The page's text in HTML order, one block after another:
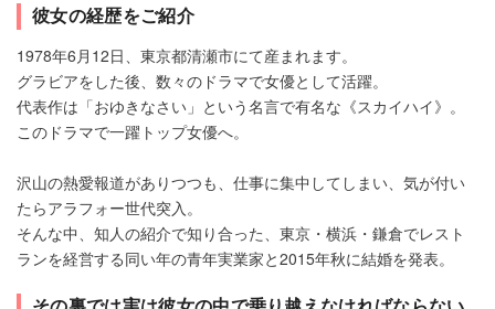
彼女の経歴をご紹介
1978年6月12日、東京都清瀬市にて産まれます。
グラビアをした後、数々のドラマで女優として活躍。
代表作は「おゆきなさい」という名言で有名な《スカイハイ》。
このドラマで一躍トップ女優へ。
沢山の熱愛報道がありつつも、仕事に集中してしまい、気が付い
たらアラフォー世代突入。
そんな中、知人の紹介で知り合った、東京・横浜・鎌倉でレスト
ランを経営する同い年の青年実業家と2015年秋に結婚を発表。